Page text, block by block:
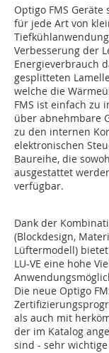
Optigo FMS
für jede Art von
Verbesserung der
Energieverbrauch
gesplitteten
welche die
FMS ist einfach zu
über abnehmbare
zu den internen
elektronischen
Baureihe, die
ausgestattet
verfügbar.
Dank der
(Blockdesign,
Lüftermodell)
LU-VE eine hohe
Die neue Optigo
als auch mit
der im Katalog
sind - sehr